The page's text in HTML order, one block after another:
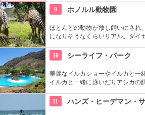
用とか。質感や柄だけでなく、素
という徹底したこだわりと、リー
が人気の理由。
9 ホノルル動物園
ほとんどの動物が放し飼いにされ
になりそうなくらいリアル。ダイ
ルーツを観察できたりと、随所で
10 シーライフ・パーク
華麗なイルカショーやイルカと一
イルカと一緒に泳いだりアシカの
ヌイグルミやTシャツなどオリジ
11 ハンズ・ヒーデマン・